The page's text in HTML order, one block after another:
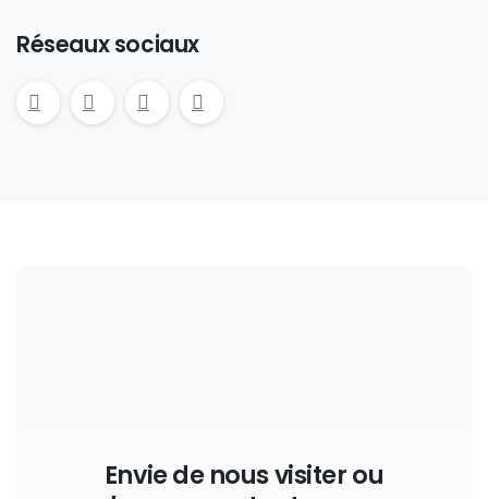
Réseaux sociaux
Envie de nous visiter ou